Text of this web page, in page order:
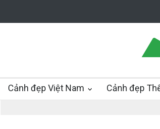
Cảnh đẹp Việt Nam Cảnh đẹp